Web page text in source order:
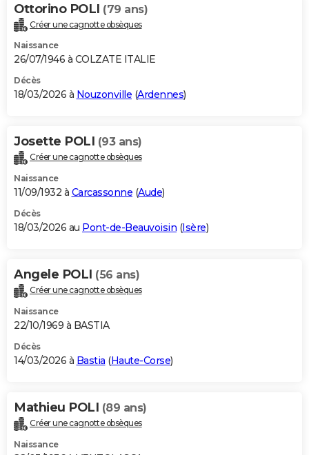
Ottorino POLI (79 ans)
Créer une cagnotte obsèques
Naissance
26/07/1946 à COLZATE ITALIE
Décès
18/03/2026 à Nouzonville (Ardennes)
Josette POLI (93 ans)
Créer une cagnotte obsèques
Naissance
11/09/1932 à Carcassonne (Aude)
Décès
18/03/2026 au Pont-de-Beauvoisin (Isère)
Angele POLI (56 ans)
Créer une cagnotte obsèques
Naissance
22/10/1969 à BASTIA
Décès
14/03/2026 à Bastia (Haute-Corse)
Mathieu POLI (89 ans)
Créer une cagnotte obsèques
Naissance